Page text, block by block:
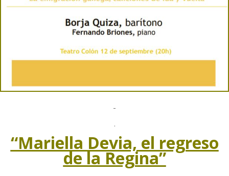
.
“Mariella Devia, el regreso
de la Regina”